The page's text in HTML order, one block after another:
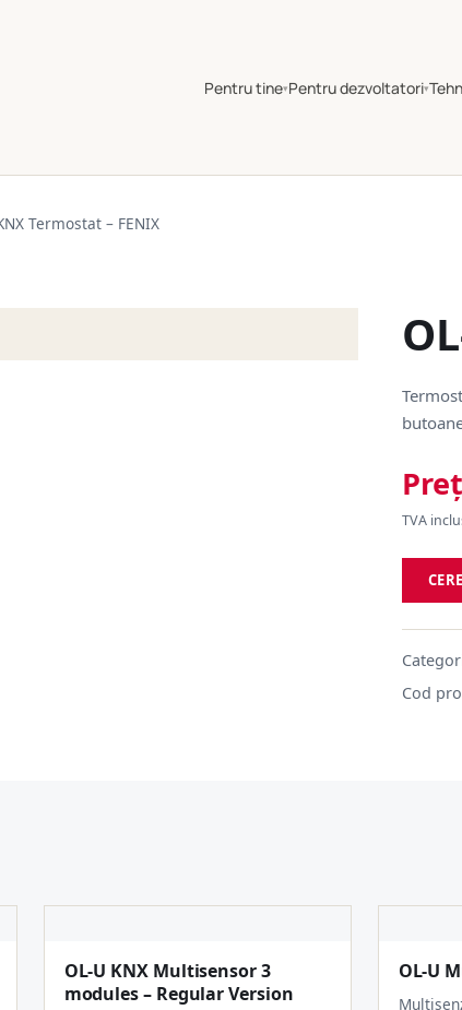
Pentru tine▾Pentru dezvoltatori▾
Termostat – FENIX
TVA
Cod
OL-U KNX Multisensor 3
modules – Regular Version
OL-U